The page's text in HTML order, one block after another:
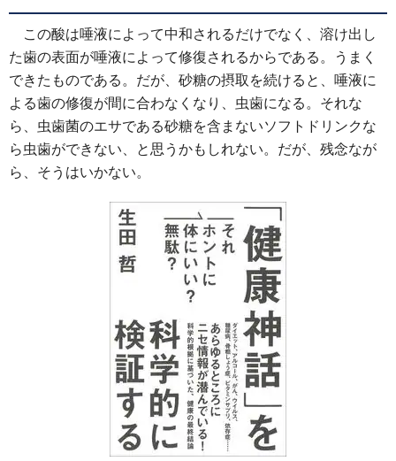
この酸は唾液によって中和されるだけでなく、溶け出し
た歯の表面が唾液によって修復されるからである。うまく
できたものである。だが、砂糖の摂取を続けると、唾液に
よる歯の修復が間に合わなくなり、虫歯になる。それな
ら、虫歯菌のエサである砂糖を含まないソフトドリンクな
ら虫歯ができない、と思うかもしれない。だが、残念なが
ら、そうはいかない。